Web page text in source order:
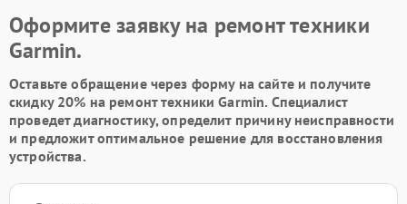
Оформите заявку на ремонт техники
Garmin.
Оставьте обращение через форму на сайте и получите
скидку 20% на ремонт техники Garmin. Специалист
проведет диагностику, определит причину неисправности
и предложит оптимальное решение для восстановления
устройства.